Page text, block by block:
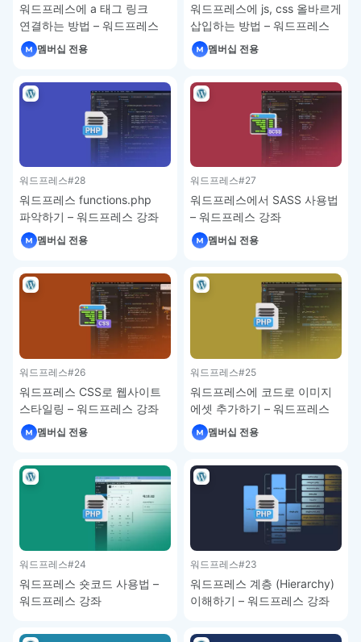
워드프레스에 a 태그 링크
연결하는 방법 – 워드프레스
강좌멤버십 전용
워드프레스에 js, css 올바르게
삽입하는 방법 – 워드프레스
강좌멤버십 전용
워드프레스#28
워드프레스 functions.php
파악하기 – 워드프레스 강좌
멤버십 전용
워드프레스#27
워드프레스에서 SASS 사용법
– 워드프레스 강좌
멤버십 전용
워드프레스#26
워드프레스 CSS로 웹사이트
스타일링 – 워드프레스 강좌
멤버십 전용
워드프레스#25
워드프레스에 코드로 이미지
에셋 추가하기 – 워드프레스
강좌멤버십 전용
워드프레스#24
워드프레스 숏코드 사용법 –
워드프레스 강좌
워드프레스#23
워드프레스 계층 (Hierarchy)
이해하기 – 워드프레스 강좌